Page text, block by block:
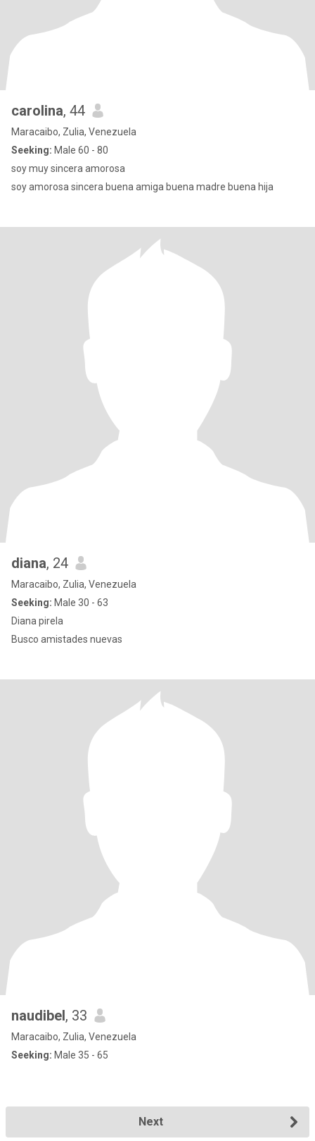
carolina, 44
Maracaibo, Zulia, Venezuela
Seeking: Male 60 - 80
soy muy sincera amorosa
soy amorosa sincera buena amiga buena madre buena hija
diana, 24
Maracaibo, Zulia, Venezuela
Seeking: Male 30 - 63
Diana pirela
Busco amistades nuevas
naudibel, 33
Maracaibo, Zulia, Venezuela
Seeking: Male 35 - 65
Next